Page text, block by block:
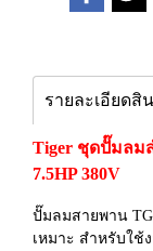
รายละเอียดสิ
Tiger ชุดปั๊มลมส
7.5HP 380V
ปั๊มลมสายพาน
เหมาะ สำหรับใช้